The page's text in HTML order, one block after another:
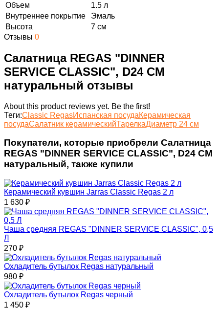
Объем
1.5 л
Внутреннее покрытие
Эмаль
Высота
7 см
Отзывы 0
Салатница REGAS "DINNER
SERVICE CLASSIC", D24 СМ
натуральный отзывы
About this product reviews yet. Be the first!
Теги:Classic RegasИспанская посудаКерамическая
посудаСалатник керамическийТарелкаДиаметр 24 см
Покупатели, которые приобрели Салатница
REGAS "DINNER SERVICE CLASSIC", D24 СМ
натуральный, также купили
Керамический кувшин Jarras Сlassic Regas 2 л
1 630 ₽
Чаша средняя REGAS "DINNER SERVICE CLASSIC", 0,5
Л
270 ₽
Охладитель бутылок Regas натуральный
980 ₽
Охладитель бутылок Regas черный
1 450 ₽